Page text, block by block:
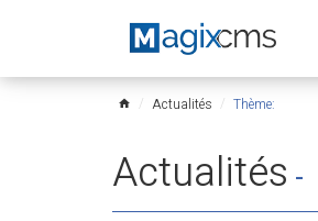
home Actualités Thème:
Actualités -